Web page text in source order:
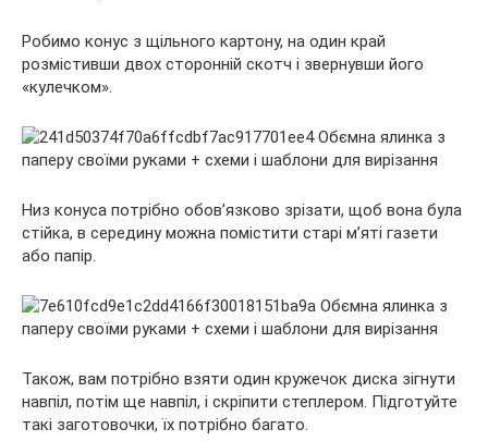
Робимо конус з щільного картону, на один край
розмістивши двох сторонній скотч і звернувши його
«кулечком».
Низ конуса потрібно обов’язково зрізати, щоб вона була
стійка, в середину можна помістити старі м’яті газети
або папір.
Також, вам потрібно взяти один кружечок диска зігнути
навпіл, потім ще навпіл, і скріпити степлером. Підготуйте
такі заготовочки, їх потрібно багато.